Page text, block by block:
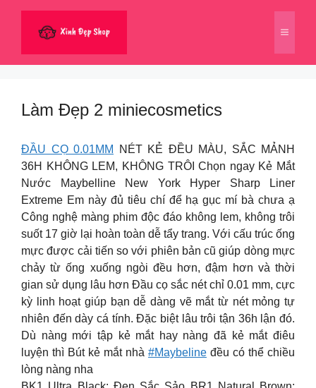
dung
Menu
Làm Đẹp 2 miniecosmetics
ĐẦU CỌ 0.01MM
NÉT KẺ ĐỀU MÀU, SẮC MẢNH
36H KHÔNG LEM, KHÔNG TRÔI Chọn ngay Kẻ Mắt
Nước Maybelline New York Hyper Sharp Liner
Extreme Em này đủ tiêu chí để hạ gục mí bà chưa ạ
Công nghệ màng phim độc đáo không lem, không trôi
suốt 17 giờ lại hoàn toàn dễ tẩy trang. Với cấu trúc ống
mực được cải tiến so với phiên bản cũ giúp dòng mực
chảy từ ống xuống ngòi đều hơn, đậm hơn và thời
gian sử dụng lâu hơn Đầu cọ sắc nét chỉ 0.01 mm, cực
kỳ linh hoạt giúp bạn dễ dàng vẽ mắt từ nét mỏng tự
nhiên đến dày cá tính. Đặc biệt lâu trôi tận 36h lận đó.
Dù nàng mới tập kẻ mắt hay nàng đã kẻ mắt điêu
luyện thì Bút kẻ mắt nhà #Maybeline đều có thể chiều
lòng nàng nha